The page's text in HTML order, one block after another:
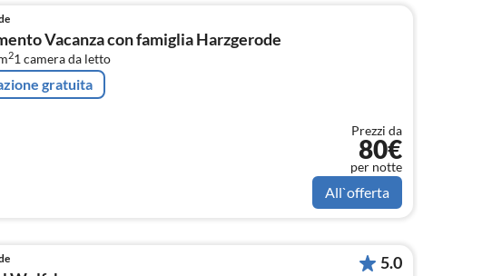
Vacanza con famiglia Harzgerode
21 camera da letto
gratuita
Prezzi da
80€
per notte
All`offerta
5.0